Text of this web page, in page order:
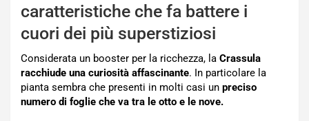
caratteristiche che fa battere i
cuori dei più superstiziosi
Considerata un booster per la ricchezza, la Crassula
racchiude una curiosità affascinante. In particolare la
pianta sembra che presenti in molti casi un preciso
numero di foglie che va tra le otto e le nove.